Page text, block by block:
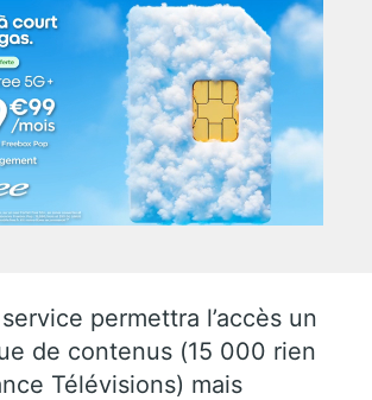
permettra l’accès un
de contenus (15 000 rien
Télévisions) mais